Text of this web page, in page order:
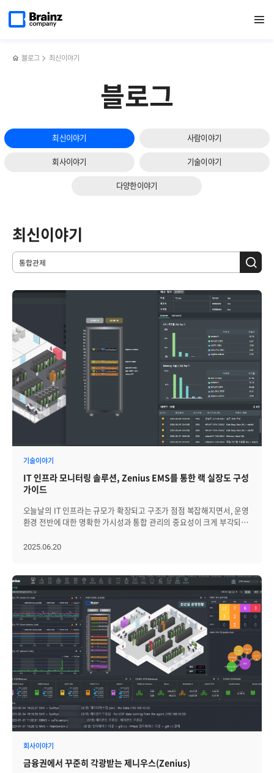
열기
페이지로
블로그 최신이야기
블로그
최신이야기 사람이야기
회사이야기 기술이야기
다양한이야기
최신이야기
기술이야기
IT 인프라 모니터링 솔루션, Zenius EMS를 통한 랙 실장도 구성
가이드
오늘날의 IT 인프라는 규모가 확장되고 구조가 점점 복잡해지면서, 운영
환경 전반에 대한 명확한 가시성과 통합 관리의 중요성이 크게 부각되고
다양한 제조사와 용도의 서버 및 네트워크 장비들이 혼재된 채 운용되고
파악하거나 효율적으로 관리하는 데 한계가 있습니다. 시간이 지남에
따라 장비 교체나 포트 연결 변경이 반복되면, 기존 구성도는 점차 실제
환경과 괴리를 보이게 되고, 장애 발생 시 원인 장비를 정확히 식별하지
못해 대응이 지연되거나 잘못된 조치로 이어질 가능성이 높아집니다.
여기에 운영 인력의 변경이나 인수인계가 충분히 이루어지지 않을 경우,
전산실 전반에 대한 정보 단절은 심각한 운영 리스크로 작용할 수
있습니다. 이러한 현실을 고려할 때, 장비의 물리적 위치까지 통합한
시각적 토폴로지 구성은 더 이상 선택이 아닌 필수 요소입니다. 특히 랙
실장도 기반의 정밀한 시각화를 통해 전산실 내 장비의 실제 위치, 연결
관계, 상태 정보를 한눈에 파악할 수 있으며, 장애 대응은 물론 공간
활용, 자산 관리 등 다양한 운영 업무를 보다 체계적이고 효율적으로
수행할 수 있습니다. 랙 실장도 기반 토폴로지가 제공하는 운영상의
이점은? 랙 실장도 기반 토폴로지는 단순한 장비 배치를 넘어서, 운영의
정확성, 신속성, 효율성을 고르게 향상시키는 실질적인 도구입니다.
무엇보다 장애 대응 속도가 크게 개선됩니다. 예를 들어 특정 서버에서
랙 위치와 유닛(Unit) 정보를 즉시 확인할 수 있습니다. 물리적 위치가
2025.06.20
회사이야기
금융권에서 꾸준히 각광받는 제니우스(Zenius)